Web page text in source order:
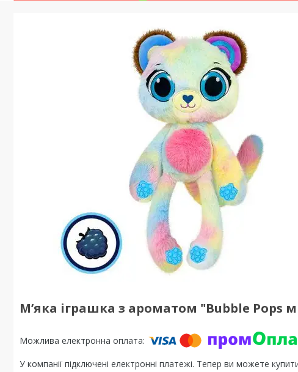
М’яка іграшка з ароматом "Bubble Pops
У компанії підключені електронні платежі. Тепер ви можете